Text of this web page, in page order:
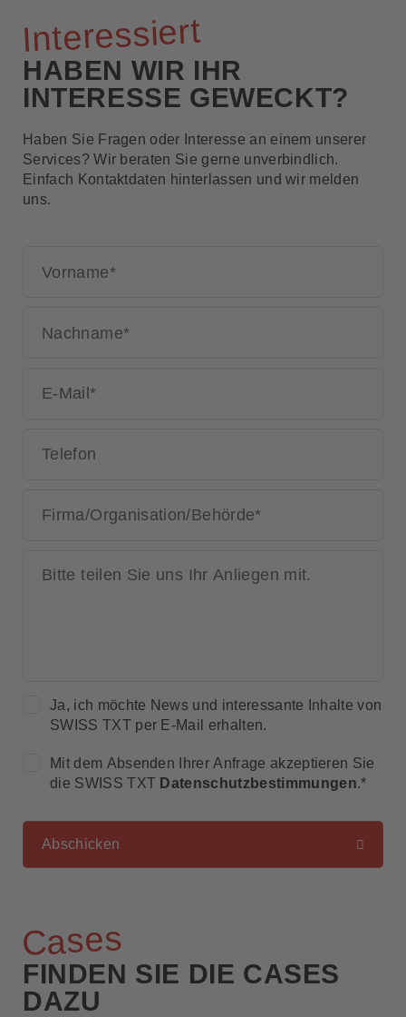
Interessiert
HABEN WIR IHR
INTERESSE GEWECKT?
Haben Sie Fragen oder Interesse an einem unserer
Services? Wir beraten Sie gerne unverbindlich.
Einfach Kontaktdaten hinterlassen und wir melden
uns.
Vorname*
Nachname*
E-Mail*
Telefon
Firma/Organisation/Behörde*
Bitte teilen Sie uns Ihr Anliegen mit.
Ja, ich möchte News und interessante Inhalte von
SWISS TXT per E-Mail erhalten.
Mit dem Absenden Ihrer Anfrage akzeptieren Sie
die SWISS TXT Datenschutzbestimmungen.*
Abschicken
Cases
FINDEN SIE DIE CASES
DAZU